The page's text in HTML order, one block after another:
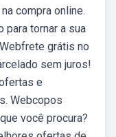
compra online.
tornar a sua
grátis no
sem juros!
e
Webcopos
você procura?